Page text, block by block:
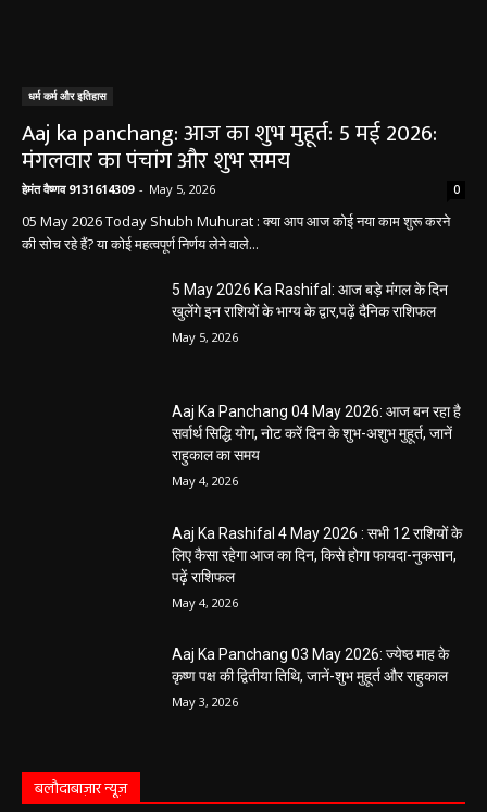
धर्म कर्म और इतिहास
Aaj ka panchang: आज का शुभ मुहूर्त: 5 मई 2026:
मंगलवार का पंचांग और शुभ समय
हेमंत वैष्णव 9131614309 - May 5, 2026 0
05 May 2026 Today Shubh Muhurat : क्या आप आज कोई नया काम शुरू करने
की सोच रहे हैं? या कोई महत्वपूर्ण निर्णय लेने वाले...
5 May 2026 Ka Rashifal: आज बड़े मंगल के दिन
खुलेंगे इन राशियों के भाग्य के द्वार,पढ़ें दैनिक राशिफल
May 5, 2026
Aaj Ka Panchang 04 May 2026: आज बन रहा है
सर्वार्थ सिद्धि योग, नोट करें दिन के शुभ-अशुभ मुहूर्त, जानें
राहुकाल का समय
May 4, 2026
Aaj Ka Rashifal 4 May 2026 : सभी 12 राशियों के
लिए कैसा रहेगा आज का दिन, किसे होगा फायदा-नुकसान,
पढ़ें राशिफल
May 4, 2026
Aaj Ka Panchang 03 May 2026: ज्येष्ठ माह के
कृष्ण पक्ष की द्वितीया तिथि, जानें-शुभ मुहूर्त और राहुकाल
May 3, 2026
बलौदाबाज़ार न्यूज़